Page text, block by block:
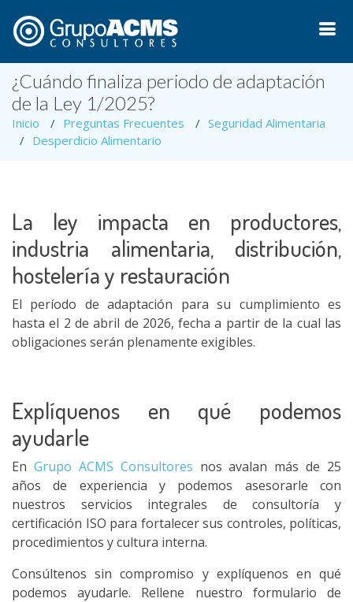
¿Cuándo finaliza periodo de adaptación
de la Ley 1/2025?
Inicio Preguntas Frecuentes
Seguridad Alimentaria
Desperdicio Alimentario
La ley impacta en productores,
industria alimentaria, distribución,
hostelería y restauración
El período de adaptación para su cumplimiento es
hasta el 2 de abril de 2026, fecha a partir de la cual las
obligaciones serán plenamente exigibles.
Explíquenos en qué podemos
ayudarle
En Grupo ACMS Consultores nos avalan más de 25
años de experiencia y podemos asesorarle con
nuestros servicios integrales de consultoría y
certificación ISO para fortalecer sus controles, políticas,
procedimientos y cultura interna.
Consúltenos sin compromiso y explíquenos en qué
podemos ayudarle. Rellene nuestro formulario de